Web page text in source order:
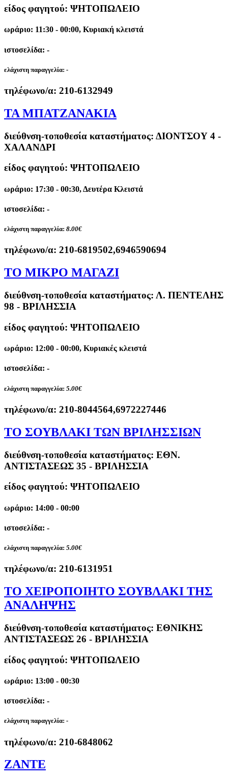
είδος φαγητού: ΨΗΤΟΠΩΛΕΙΟ
ωράριο: 11:30 - 00:00, Κυριακή κλειστά
ιστοσελίδα: -
ελάχιστη παραγγελία: -
τηλέφωνο/α: 210-6132949
ΤΑ ΜΠΑΤΖΑΝΑΚΙΑ
διεύθνση-τοποθεσία καταστήματος: ΔΙΟΝΤΣΟΥ 4 -
ΧΑΛΑΝΔΡΙ
είδος φαγητού: ΨΗΤΟΠΩΛΕΙΟ
ωράριο: 17:30 - 00:30, Δευτέρα Κλειστά
ιστοσελίδα: -
ελάχιστη παραγγελία: 8.00€
τηλέφωνο/α: 210-6819502,6946590694
ΤΟ ΜΙΚΡΟ ΜΑΓΑΖΙ
διεύθνση-τοποθεσία καταστήματος: Λ. ΠΕΝΤΕΛΗΣ
98 - ΒΡΙΛΗΣΣΙΑ
είδος φαγητού: ΨΗΤΟΠΩΛΕΙΟ
ωράριο: 12:00 - 00:00, Κυριακές κλειστά
ιστοσελίδα: -
ελάχιστη παραγγελία: 5.00€
τηλέφωνο/α: 210-8044564,6972227446
ΤΟ ΣΟΥΒΛΑΚΙ ΤΩΝ ΒΡΙΛΗΣΣΙΩΝ
διεύθνση-τοποθεσία καταστήματος: ΕΘΝ.
ΑΝΤΙΣΤΑΣΕΩΣ 35 - ΒΡΙΛΗΣΣΙΑ
είδος φαγητού: ΨΗΤΟΠΩΛΕΙΟ
ωράριο: 14:00 - 00:00
ιστοσελίδα: -
ελάχιστη παραγγελία: 5.00€
τηλέφωνο/α: 210-6131951
ΤΟ ΧΕΙΡΟΠΟΙΗΤΟ ΣΟΥΒΛΑΚΙ ΤΗΣ
ΑΝΑΛΗΨΗΣ
διεύθνση-τοποθεσία καταστήματος: ΕΘΝΙΚΗΣ
ΑΝΤΙΣΤΑΣΕΩΣ 26 - ΒΡΙΛΗΣΣΙΑ
είδος φαγητού: ΨΗΤΟΠΩΛΕΙΟ
ωράριο: 13:00 - 00:30
ιστοσελίδα: -
ελάχιστη παραγγελία: -
τηλέφωνο/α: 210-6848062
ZANTE